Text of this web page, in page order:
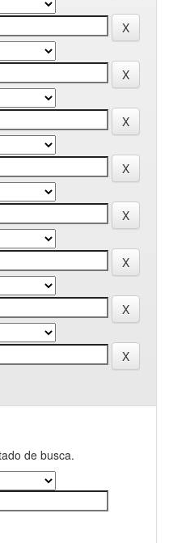
de busca.